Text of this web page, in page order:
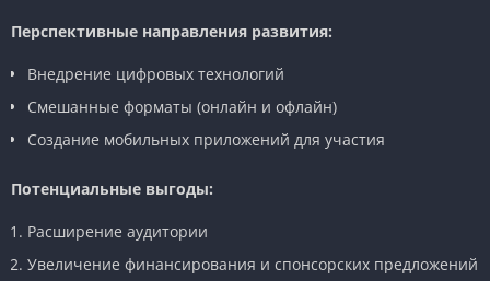
Перспективные направления развития:
Внедрение цифровых технологий
Смешанные форматы (онлайн и офлайн)
Создание мобильных приложений для участия
Потенциальные выгоды:
Расширение аудитории
Увеличение финансирования и спонсорских предложений